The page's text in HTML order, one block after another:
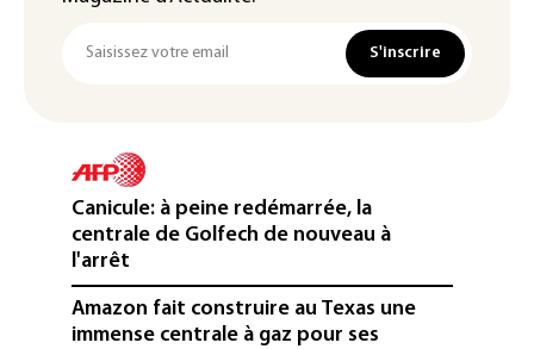
S'inscrire
Canicule: à peine redémarrée, la
centrale de Golfech de nouveau à
l'arrêt
Amazon fait construire au Texas une
immense centrale à gaz pour ses